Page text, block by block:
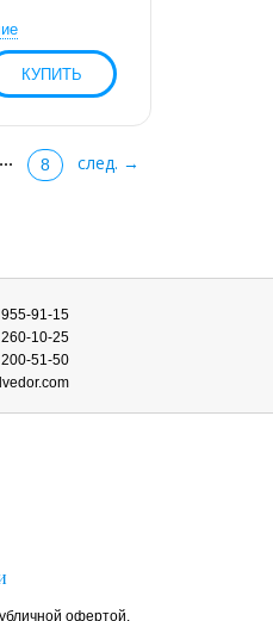
... 8 след. →
91-15
10-25
51-50
офертой.